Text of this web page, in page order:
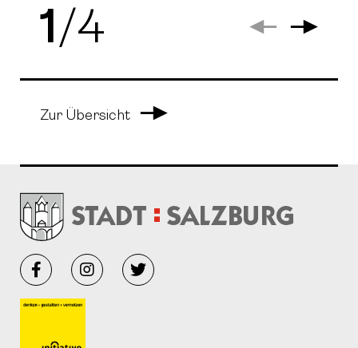
1/4 Arrow Left
Zur Übersicht Arrow Right
FacebookInstagramTwitter